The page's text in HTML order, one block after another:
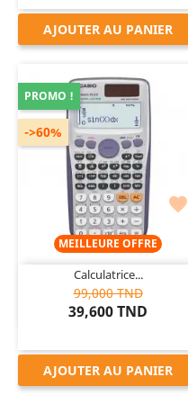
AJOUTER AU PANIER

MEILLEURE OFFRE
Calculatrice...
99,000 TND
39,600 TND
PROMO !
->60%
AJOUTER AU PANIER